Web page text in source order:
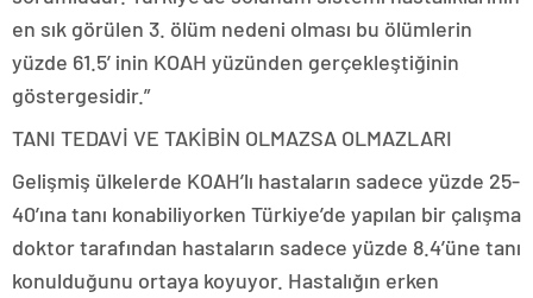
en sık görülen 3. ölüm nedeni olması bu ölümlerin
yüzde 61.5’ inin KOAH yüzünden gerçekleştiğinin
göstergesidir.”
TANI TEDAVİ VE TAKİBİN OLMAZSA OLMAZLARI
Gelişmiş ülkelerde KOAH’lı hastaların sadece yüzde 25-
40’ına tanı konabiliyorken Türkiye’de yapılan bir çalışma
doktor tarafından hastaların sadece yüzde 8.4’üne tanı
konulduğunu ortaya koyuyor. Hastalığın erken